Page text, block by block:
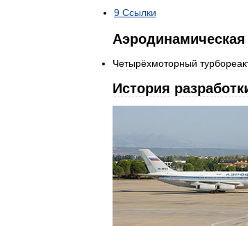
9 Ссылки
Аэродинамическая
Четырёхмоторный
История